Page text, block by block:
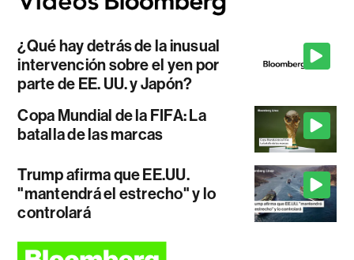
¿Qué hay detrás de la inusual
intervención sobre el yen por
parte de EE. UU. y Japón?
Copa Mundial de la FIFA: La
batalla de las marcas
Trump afirma que EE.UU.
"mantendrá el estrecho" y lo
controlará